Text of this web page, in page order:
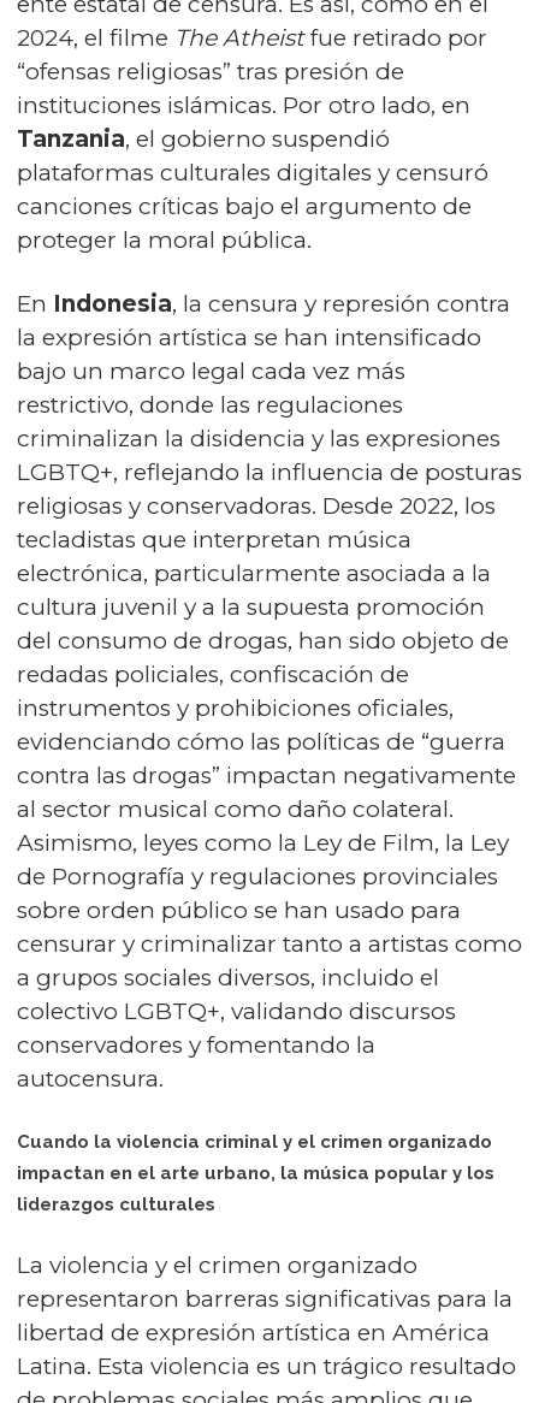
2024, el filme The Atheistfue retirado por
“ofensas religiosas” tras presión de
instituciones islámicas. Por otro lado, en
Tanzania, el gobierno suspendió
plataformas culturales digitales y censuró
canciones críticas bajo el argumento de
proteger la moral pública.
En Indonesia, la censura y represión contra
la expresión artística se han intensificado
bajo un marco legal cada vez más
restrictivo, donde las regulaciones
criminalizan la disidencia y las expresiones
LGBTQ+, reflejando la influencia de posturas
religiosas y conservadoras. Desde 2022, los
tecladistas que interpretan música
electrónica, particularmente asociada a la
cultura juvenil y a la supuesta promoción
del consumo de drogas, han sido objeto de
redadas policiales, confiscación de
instrumentos y prohibiciones oficiales,
evidenciando cómo las políticas de “guerra
contra las drogas” impactan negativamente
al sector musical como daño colateral.
Asimismo, leyes como la Ley de Film, la Ley
de Pornografía y regulaciones provinciales
sobre orden público se han usado para
censurar y criminalizar tanto a artistas como
a grupos sociales diversos, incluido el
colectivo LGBTQ+, validando discursos
conservadores y fomentando la
autocensura.
Cuando la violencia criminal y el crimen organizado
impactan en el arte urbano, la música popular y los
liderazgos culturales
La violencia y el crimen organizado
representaron barreras significativas para la
libertad de expresión artística en América
Latina. Esta violencia es un trágico resultado